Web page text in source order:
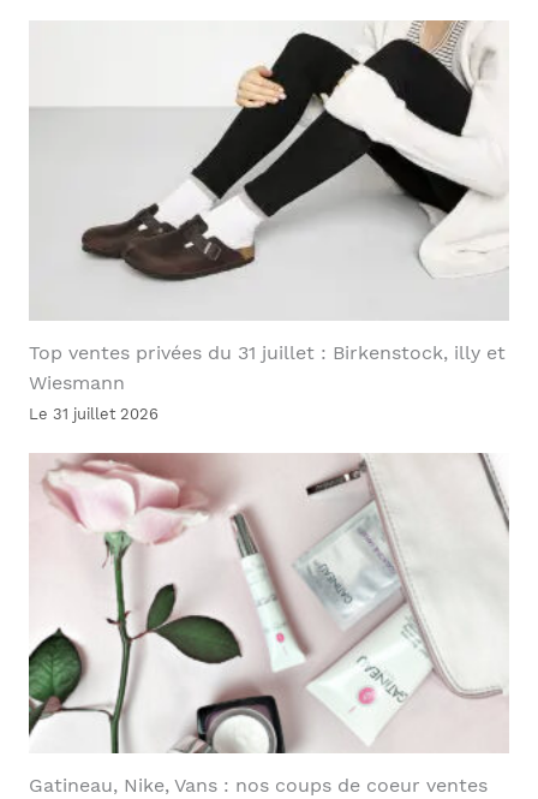
Top ventes privées du 31 juillet : Birkenstock, illy et
Wiesmann
Le 31 juillet 2026
Gatineau, Nike, Vans : nos coups de coeur ventes